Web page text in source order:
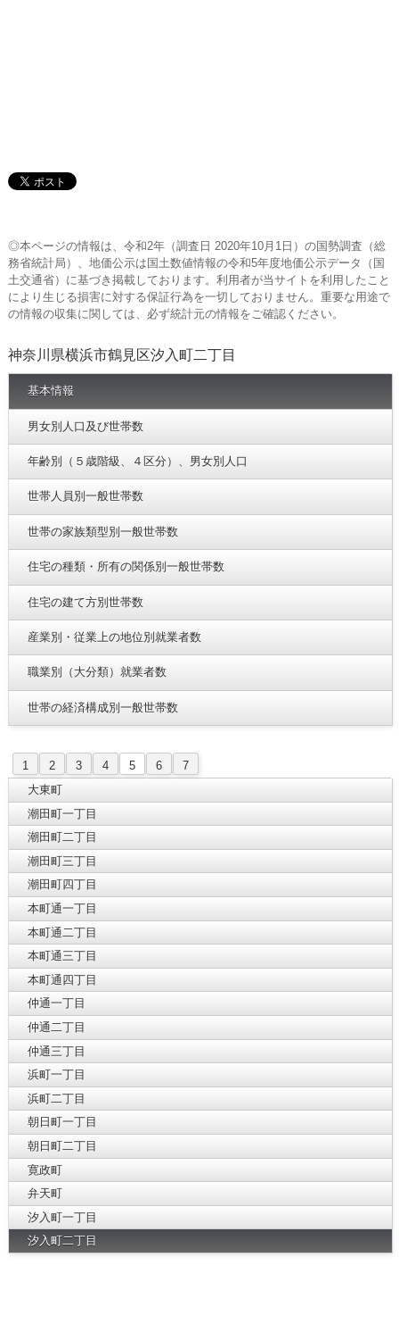
◎本ページの情報は、令和2年（調査日 2020年10月1日）の国勢調査（総
務省統計局）、地価公示は国土数値情報の令和5年度地価公示データ（国
土交通省）に基づき掲載しております。利用者が当サイトを利用したこと
により生じる損害に対する保証行為を一切しておりません。重要な用途で
の情報の収集に関しては、必ず統計元の情報をご確認ください。
神奈川県横浜市鶴見区汐入町二丁目
基本情報
男女別人口及び世帯数
年齢別（５歳階級、４区分）、男女別人口
世帯人員別一般世帯数
世帯の家族類型別一般世帯数
住宅の種類・所有の関係別一般世帯数
住宅の建て方別世帯数
産業別・従業上の地位別就業者数
職業別（大分類）就業者数
世帯の経済構成別一般世帯数
1 2 3 4 5 6
7
大東町
潮田町一丁目
潮田町二丁目
潮田町三丁目
潮田町四丁目
本町通一丁目
本町通二丁目
本町通三丁目
本町通四丁目
仲通一丁目
仲通二丁目
仲通三丁目
浜町一丁目
浜町二丁目
朝日町一丁目
朝日町二丁目
寛政町
弁天町
汐入町一丁目
汐入町二丁目